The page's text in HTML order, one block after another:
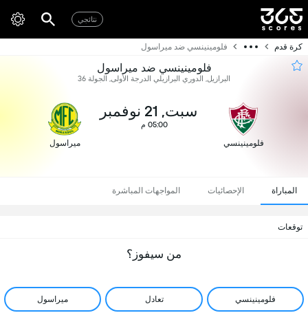
نتائجي
كرة قدم فلومينينسي ضد ميراسول
فلومينينسي ضد ميراسول
البرازيل, الدوري البرازيلي الدرجة الأولى, الجولة 36
فلومينينسي
سبت, 21 نوفمبر
05:00 م
ميراسول
المباراة الإحصائيات المواجهات المباشرة
توقعات
من سيفوز؟
فلومينينسي تعادل ميراسول